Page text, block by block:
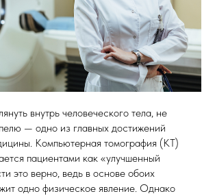
внутрь человеческого тела, не
— одно из главных достижений
Компьютерная томография (КТ)
пациентами как «улучшенный
это верно, ведь в основе обоих
одно физическое явление. Однако